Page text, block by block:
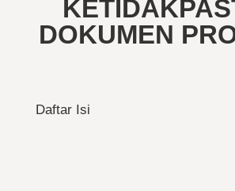
DOKUMEN
Daftar Isi